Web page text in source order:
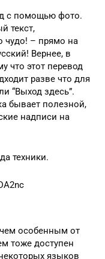
с помощью фото.
текст,
чудо! – прямо на
Вернее, в
что этот перевод
разве что для
“Выход здесь”.
бывает полезной,
надписи на
техники.
особенным от
тоже доступен
языков